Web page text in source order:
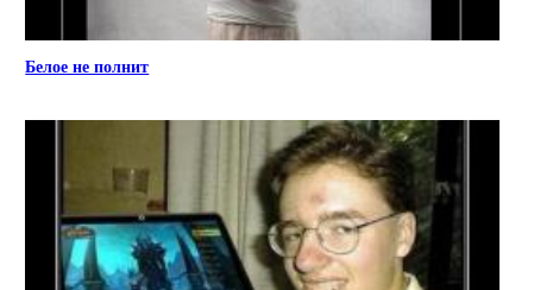
Белое не полнит